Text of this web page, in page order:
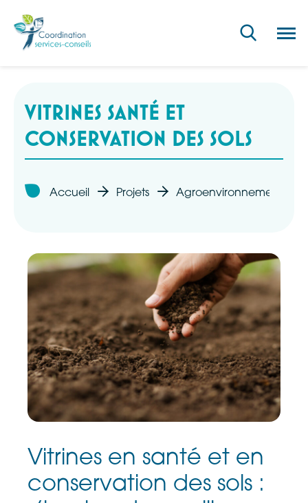
la
VITRINES SANTÉ ET
CONSERVATION DES SOLS
Accueil Projets Agroenvironnement
Vitrines en santé et en
conservation des sols :